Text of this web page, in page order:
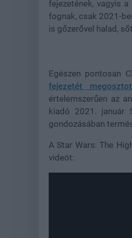
fejezetének, vagyis
fognak, csak 2021-
is gőzerővel halad,
Egészen pontosan
fejezetét
értelemszerűen az
kiadó 2021. január
gondozásában
A Star Wars: The
videót: